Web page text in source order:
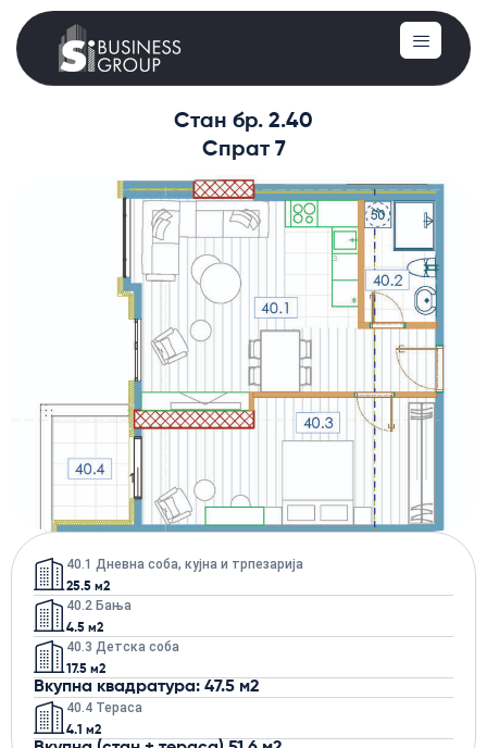
Стан бр. 2.40
Спрат 7
40.1 Дневна соба, кујна и трпезарија
25.5 м2
40.2 Бања
4.5 м2
40.3 Детска соба
17.5 м2
Вкупна квадратура: 47.5 м2
40.4 Тераса
4.1 м2